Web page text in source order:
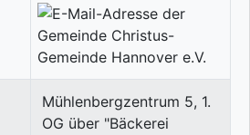
Mühlenbergzentrum 5, 1.
OG über "Bäckerei